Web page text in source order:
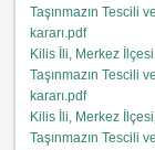
Taşınmazın Tescili
kararı.pdf
Kilis İli, Merkez
Taşınmazın Tescili
kararı.pdf
Kilis İli, Merkez
Taşınmazın Tescili